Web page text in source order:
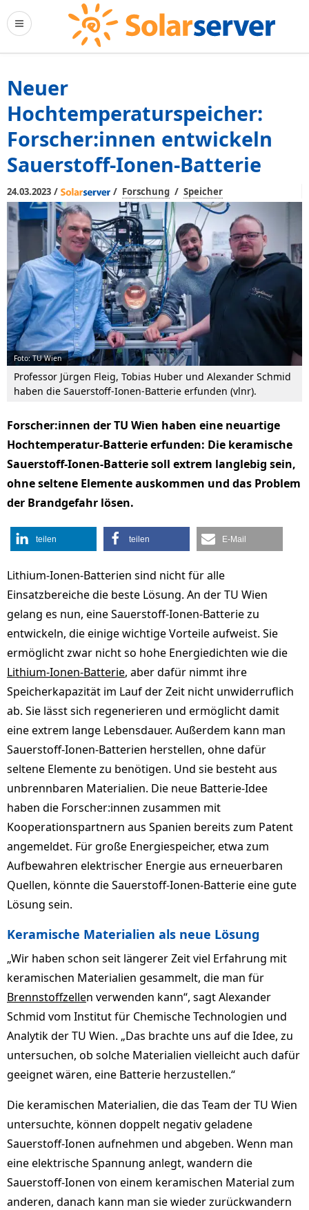
Neuer
Hochtemperaturspeicher:
Forscher:innen entwickeln
Sauerstoff-Ionen-Batterie
24.03.2023 / / Forschung / Speicher
Foto: TU Wien
Professor Jürgen Fleig, Tobias Huber und Alexander Schmid
haben die Sauerstoff-Ionen-Batterie erfunden (vlnr).
Forscher:innen der TU Wien haben eine neuartige
Hochtemperatur-Batterie erfunden: Die keramische
Sauerstoff-Ionen-Batterie soll extrem langlebig sein,
ohne seltene Elemente auskommen und das Problem
der Brandgefahr lösen.
teilen teilen E-Mail
Lithium-Ionen-Batterien sind nicht für alle
Einsatzbereiche die beste Lösung. An der TU Wien
gelang es nun, eine Sauerstoff-Ionen-Batterie zu
entwickeln, die einige wichtige Vorteile aufweist. Sie
ermöglicht zwar nicht so hohe Energiedichten wie die
Lithium-Ionen-Batterie, aber dafür nimmt ihre
Speicherkapazität im Lauf der Zeit nicht unwiderruflich
ab. Sie lässt sich regenerieren und ermöglicht damit
eine extrem lange Lebensdauer. Außerdem kann man
Sauerstoff-Ionen-Batterien herstellen, ohne dafür
seltene Elemente zu benötigen. Und sie besteht aus
unbrennbaren Materialien. Die neue Batterie-Idee
haben die Forscher:innen zusammen mit
Kooperationspartnern aus Spanien bereits zum Patent
angemeldet. Für große Energiespeicher, etwa zum
Aufbewahren elektrischer Energie aus erneuerbaren
Quellen, könnte die Sauerstoff-Ionen-Batterie eine gute
Lösung sein.
Keramische Materialien als neue Lösung
„Wir haben schon seit längerer Zeit viel Erfahrung mit
keramischen Materialien gesammelt, die man für
Brennstoffzellen verwenden kann“, sagt Alexander
Schmid vom Institut für Chemische Technologien und
Analytik der TU Wien. „Das brachte uns auf die Idee, zu
untersuchen, ob solche Materialien vielleicht auch dafür
geeignet wären, eine Batterie herzustellen.“
Die keramischen Materialien, die das Team der TU Wien
untersuchte, können doppelt negativ geladene
Sauerstoff-Ionen aufnehmen und abgeben. Wenn man
eine elektrische Spannung anlegt, wandern die
Sauerstoff-Ionen von einem keramischen Material zum
anderen, danach kann man sie wieder zurückwandern